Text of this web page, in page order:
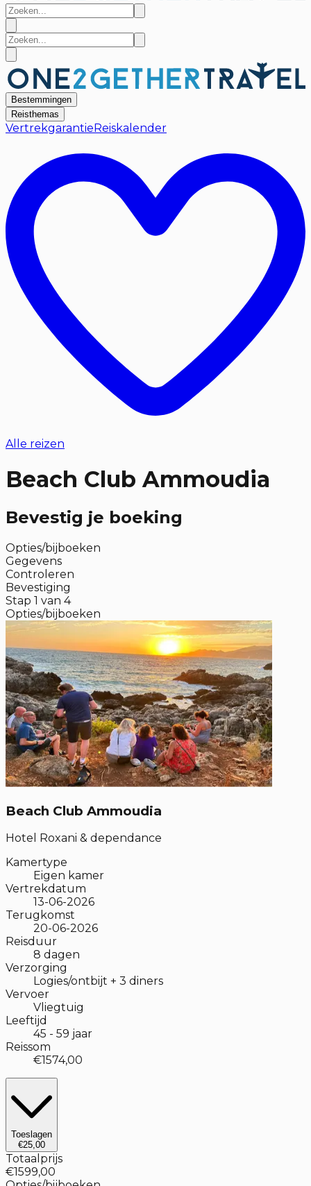
Bestemmingen
Reisthemas
Vertrekgarantie Reiskalender
Alle reizen
Beach Club Ammoudia
Bevestig je boeking
Opties/bijboeken
Gegevens
Controleren
Bevestiging
Stap 1 van 4
Opties/bijboeken
Beach Club Ammoudia
Hotel Roxani & dependance
Kamertype
Eigen kamer
Vertrekdatum
13-06-2026
Terugkomst
20-06-2026
Reisduur
8 dagen
Verzorging
Logies/ontbijt + 3 diners
Vervoer
Vliegtuig
Leeftijd
45 - 59 jaar
Reissom
€1574,00
Toeslagen
€25,00
Totaalprijs
€1599,00